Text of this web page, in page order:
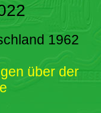
1962
über der